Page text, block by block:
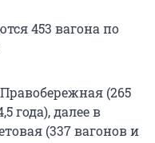
453 вагона по
(265
года), далее в
(337 вагонов и